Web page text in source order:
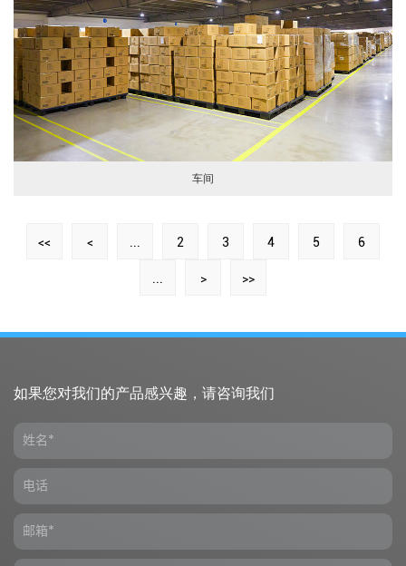
车间
<< < ... 2 3 4 5 6
... > >>
如果您对我们的产品感兴趣，请咨询我们